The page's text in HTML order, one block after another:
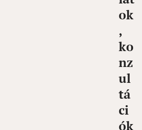
ok
,
ko
nz
ul
tá
ci
ók